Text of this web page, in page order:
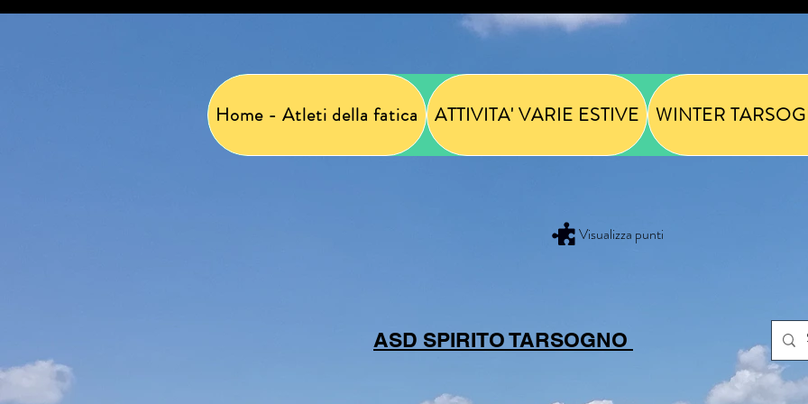
Home - Atleti della fatica ATTIVITA' VARIE ESTIVE WINTER
Visualizza punti
ASD SPIRITO TARSOGNO